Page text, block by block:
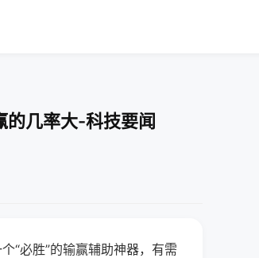
的几率大-科技要闻
“必胜”的输赢辅助神器，有需